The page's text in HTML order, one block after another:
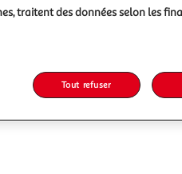
traitent des données selon les
Tout refuser